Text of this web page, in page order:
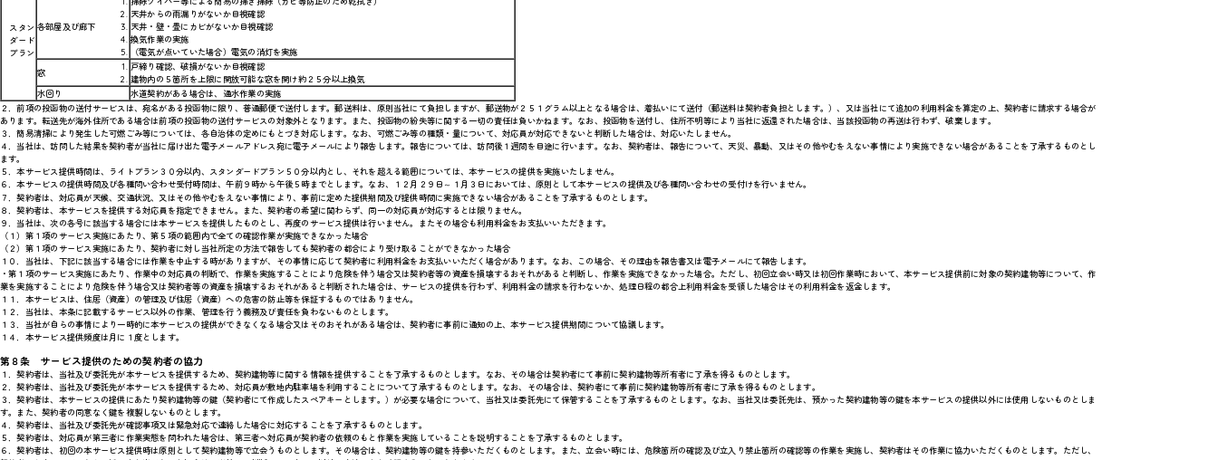
スタン
ダード
プラン
各部屋及び廊下
天井からの雨漏りがないか目視確認
天井・壁・畳にカビがないか目視確認
換気作業の実施
（電気が点いていた場合）電気の消灯を実施
窓
戸締り確認、破損がないか目視確認
建物内の５箇所を上限に開放可能な窓を開け約２５分以上換気
水回り
水道契約がある場合は、通水作業の実施
２．前項の投函物の送付サービスは、宛名がある投函物に限り、普通郵便で送付します。郵送料は、原則当社にて負担しますが、郵送物が２５１グラム以上となる場合は、着払いにて送付（郵送料は契約者負担とします。）、又は当社にて追加の利用料金を算定の上、契約者に請求する場合が
あります。転送先が海外住所である場合は前項の投函物の送付サービスの対象外となります。また、投函物の紛失等に関する一切の責任は負いかねます。なお、投函物を送付し、住所不明等により当社に返還された場合は、当該投函物の再送は行わず、破棄します。
３．簡易清掃により発生した可燃ごみ等については、各自治体の定めにもとづき対応します。なお、可燃ごみ等の種類・量について、対応員が対応できないと判断した場合は、対応いたしません。
４．当社は、訪問した結果を契約者が当社に届け出た電子メールアドレス宛に電子メールにより報告します。報告については、訪問後１週間を目途に行います。なお、契約者は、報告について、天災、暴動、又はその他やむをえない事情により実施できない場合があることを了承するものとし
ます。
５．本サービス提供時間は、ライトプラン３０分以内、スタンダードプラン５０分以内とし、それを超える範囲については、本サービスの提供を実施いたしません。
６．本サービスの提供時間及び各種問い合わせ受付時間は、午前９時から午後５時までとします。なお、１２月２９日～１月３日においては、原則として本サービスの提供及び各種問い合わせの受付けを行いません。
７．契約者は、対応員が天候、交通状況、又はその他やむをえない事情により、事前に定めた提供期間及び提供時間に実施できない場合があることを了承するものとします。
８．契約者は、本サービスを提供する対応員を指定できません。また、契約者の希望に関わらず、同一の対応員が対応するとは限りません。
９．当社は、次の各号に該当する場合には本サービスを提供したものとし、再度のサービス提供は行いません。またその場合も利用料金をお支払いいただきます。
（１）第１項のサービス実施にあたり、第５項の範囲内で全ての確認作業が実施できなかった場合
（２）第１項のサービス実施にあたり、契約者に対し当社所定の方法で報告しても契約者の都合により受け取ることができなかった場合
１０．当社は、下記に該当する場合には作業を中止する時がありますが、その事情に応じて契約者に利用料金をお支払いいただく場合があります。なお、この場合、その理由を報告書又は電子メールにて報告します。
・第１項のサービス実施にあたり、作業中の対応員の判断で、作業を実施することにより危険を伴う場合又は契約者等の資産を損壊するおそれがあると判断し、作業を実施できなかった場合。ただし、初回立会い時又は初回作業時において、本サービス提供前に対象の契約建物等について、作
業を実施することにより危険を伴う場合又は契約者等の資産を損壊するおそれがあると判断された場合は、サービスの提供を行わず、利用料金の請求を行わないか、処理日程の都合上利用料金を受領した場合はその利用料金を返金します。
１１．本サービスは、住居（資産）の管理及び住居（資産）への危害の防止等を保証するものではありません。
１２．当社は、本条に記載するサービス以外の作業、管理を行う義務及び責任を負わないものとします。
１３．当社が自らの事情により一時的に本サービスの提供ができなくなる場合又はそのおそれがある場合は、契約者に事前に通知の上、本サービス提供期間について協議します。
１４．本サービス提供頻度は月に１度とします。
第８条 サービス提供のための契約者の協力
１．契約者は、当社及び委託先が本サービスを提供するため、契約建物等に関する情報を提供することを了承するものとします。なお、その場合は契約者にて事前に契約建物等所有者に了承を得るものとします。
２．契約者は、当社及び委託先が本サービスを提供するため、対応員が敷地内駐車場を利用することについて了承するものとします。なお、その場合は、契約者にて事前に契約建物等所有者に了承を得るものとします。
３．契約者は、本サービスの提供にあたり契約建物等の鍵（契約者にて作成したスペアキーとします。）が必要な場合について、当社又は委託先にて保管することを了承するものとします。なお、当社又は委託先は、預かった契約建物等の鍵を本サービスの提供以外には使用しないものとしま
す。また、契約者の同意なく鍵を複製しないものとします。
４．契約者は、当社及び委託先が確認事項又は緊急対応で連絡した場合に対応することを了承するものとします。
５．契約者は、対応員が第三者に作業実態を問われた場合は、第三者へ対応員が契約者の依頼のもと作業を実施していることを説明することを了承するものとします。
６．契約者は、初回の本サービス提供時は原則として契約建物等で立会うものとします。その場合は、契約建物等の鍵を持参いただくものとします。また、立会い時には、危険箇所の確認及び立入り禁止箇所の確認等の作業を実施し、契約者はその作業に協力いただくものとします。ただし、